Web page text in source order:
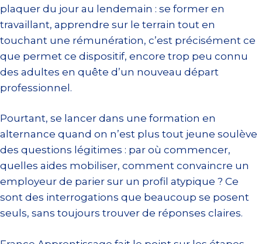
plaquer du jour au lendemain : se former en
travaillant, apprendre sur le terrain tout en
touchant une rémunération, c’est précisément ce
que permet ce dispositif, encore trop peu connu
des adultes en quête d’un nouveau départ
professionnel.
Pourtant, se lancer dans une formation en
alternance quand on n’est plus tout jeune soulève
des questions légitimes : par où commencer,
quelles aides mobiliser, comment convaincre un
employeur de parier sur un profil atypique ? Ce
sont des interrogations que beaucoup se posent
seuls, sans toujours trouver de réponses claires.